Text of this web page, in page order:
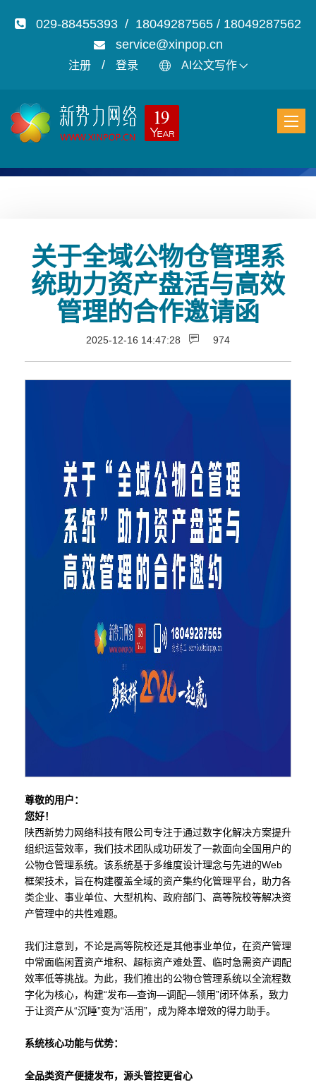
029-88455393 / 18049287565 / 18049287562
service@xinpop.cn
注册 / 登录 AI公文写作
关于全域公物仓管理系
统助力资产盘活与高效
管理的合作邀请函
2025-12-16 14:47:28 974
尊敬的用户：
您好！
陕西新势力网络科技有限公司专注于通过数字化解决方案提升
组织运营效率，我们技术团队成功研发了一款面向全国用户的
公物仓管理系统。该系统基于多维度设计理念与先进的Web
框架技术，旨在构建覆盖全域的资产集约化管理平台，助力各
类企业、事业单位、大型机构、政府部门、高等院校等解决资
产管理中的共性难题。
我们注意到，不论是高等院校还是其他事业单位，在资产管理
中常面临闲置资产堆积、超标资产难处置、临时急需资产调配
效率低等挑战。为此，我们推出的公物仓管理系统以全流程数
字化为核心，构建“发布—查询—调配—领用”闭环体系，致力
于让资产从“沉睡”变为“活用”，成为降本增效的得力助手。
系统核心功能与优势：
全品类资产便捷发布，源头管控更省心